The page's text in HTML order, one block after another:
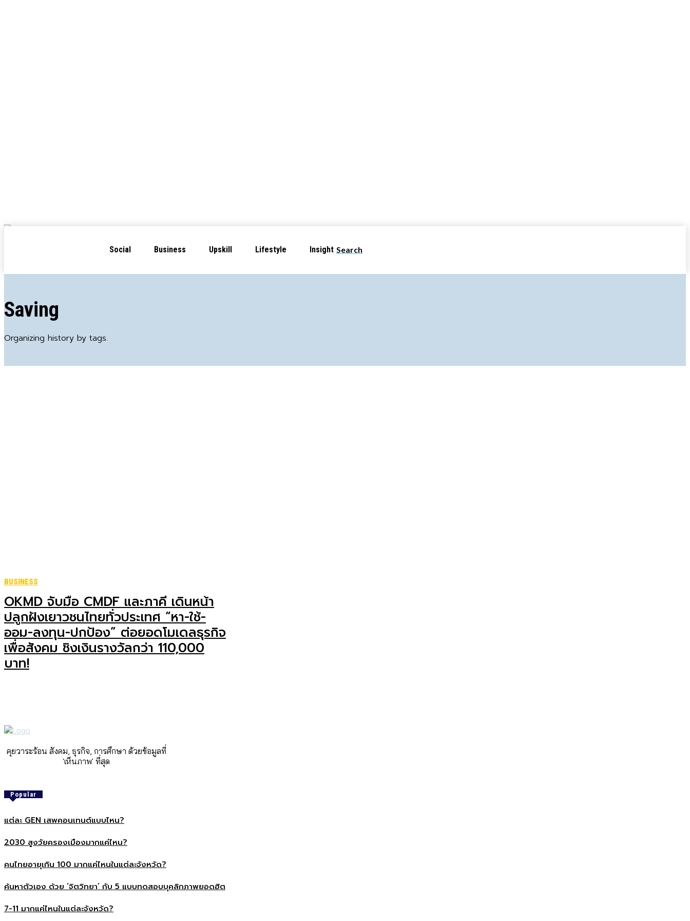
Search
Social Business Upskill Lifestyle Insight
Saving
Organizing history by tags.
BUSINESS
OKMD จับมือ CMDF และภาคี เดินหน้า
ปลูกฝังเยาวชนไทยทั่วประเทศ “หา-ใช้-
ออม-ลงทุน-ปกป้อง” ต่อยอดโมเดลธุรกิจ
เพื่อสังคม ชิงเงินรางวัลกว่า 110,000
บาท!
คุยวาระร้อน สังคม, ธุรกิจ, การศึกษา ด้วยข้อมูลที่
'เห็นภาพ' ที่สุด
Popular
แต่ละ GEN เสพคอนเทนต์แบบไหน?
2030 สูงวัยครองเมืองมากแค่ไหน?
คนไทยอายุเกิน 100 มากแค่ไหนในแต่ละจังหวัด?
ค้นหาตัวเอง ด้วย ‘จิตวิทยา’ กับ 5 แบบทดสอบบุคลิกภาพยอดฮิต
7-11 มากแค่ไหนในแต่ละจังหวัด?